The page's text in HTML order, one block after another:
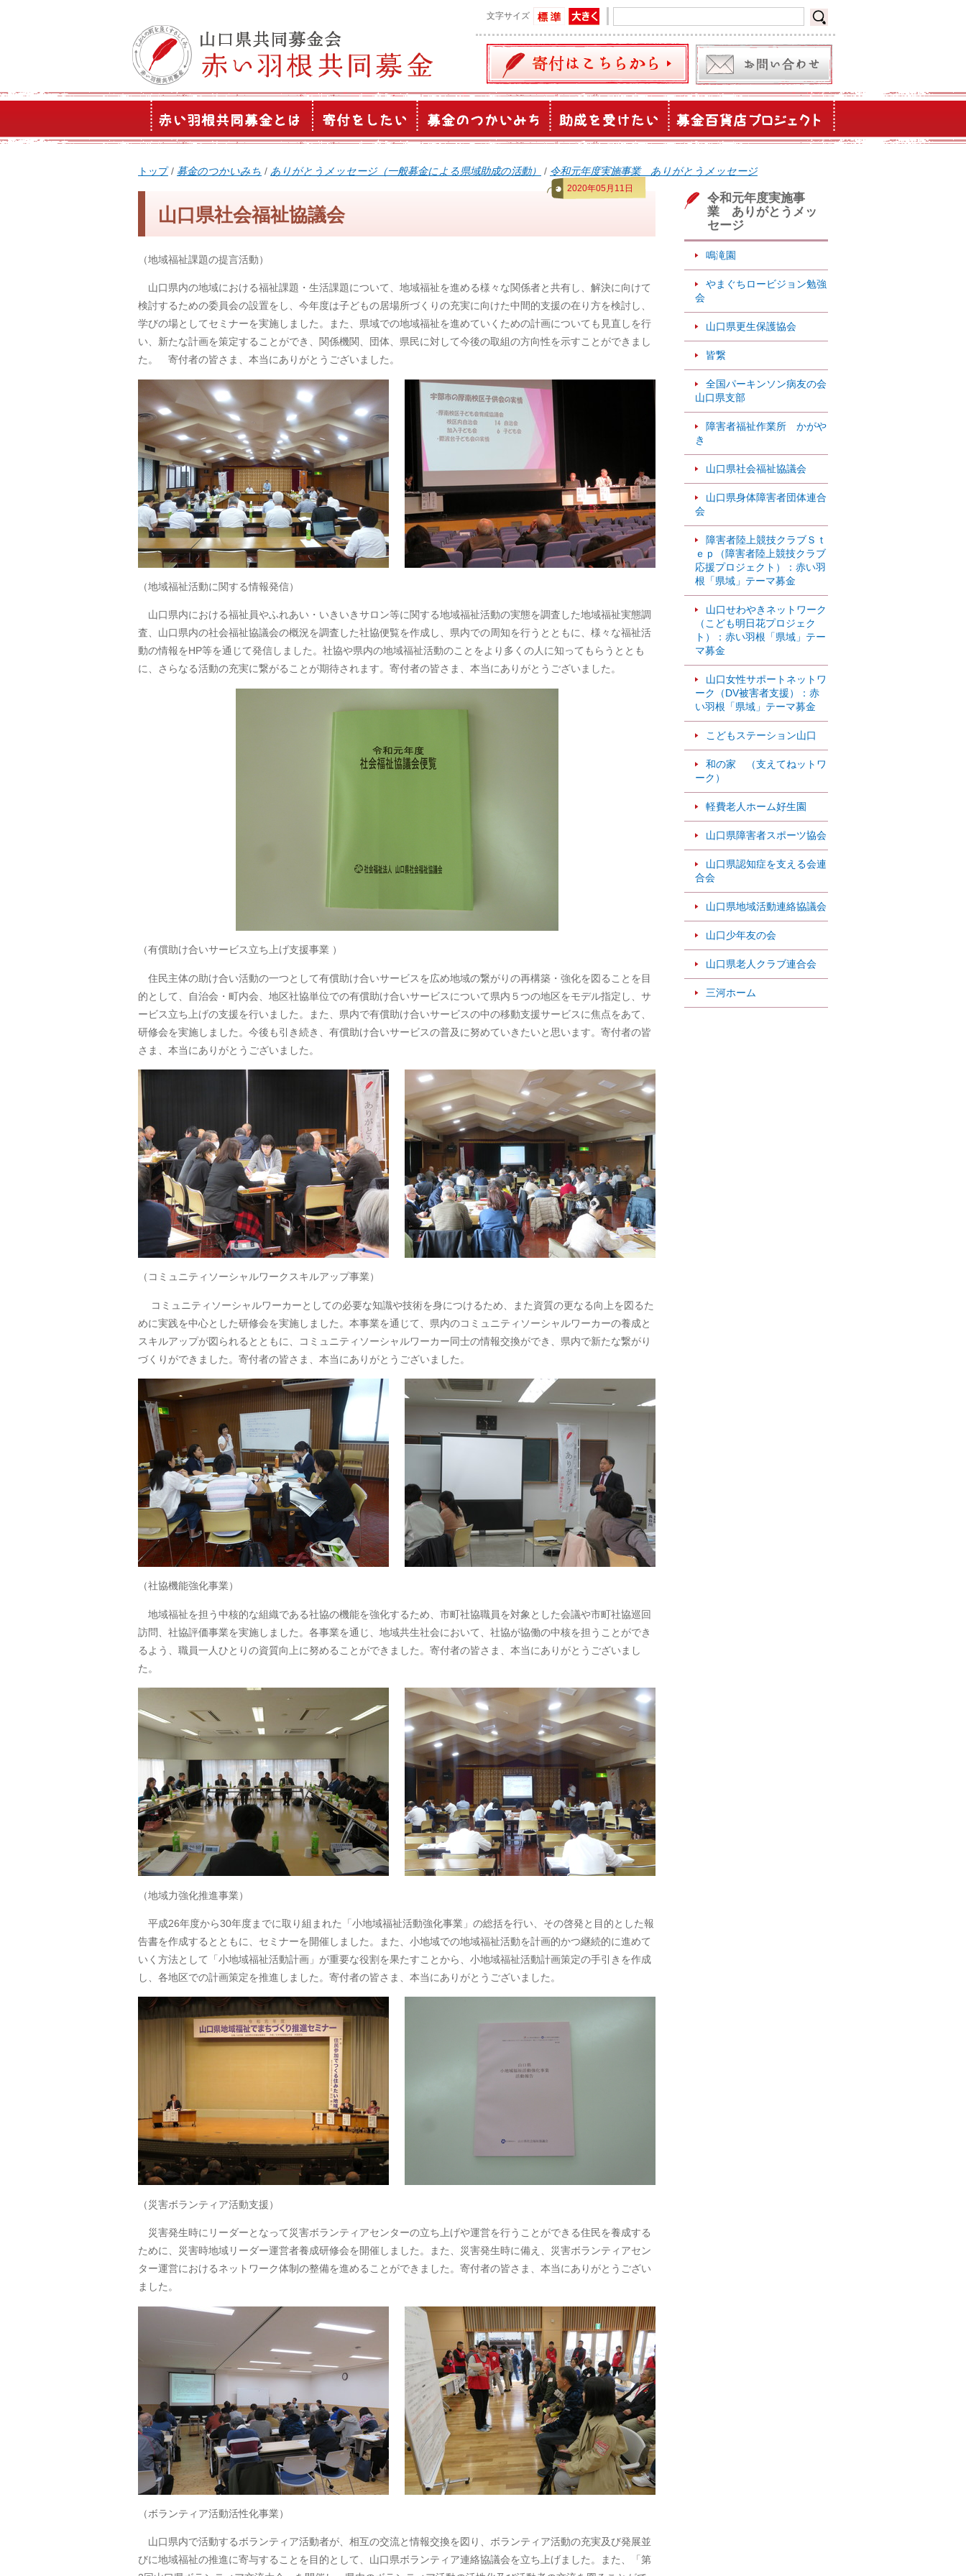
文字サイズ
現
在
トップ/ 募金のつかいみち / ありがとうメッセージ（一般募金による県域助成の活動） / 令和元年度実施事業 ありがとうメッセージ
山口県社会福祉協議会
2020年05月11日
（地域福祉課題の提言活動）
山口県内の地域における福祉課題・生活課題について、地域福祉を進める様々な関係者と共有し、解決に向けて
検討するための委員会の設置をし、今年度は子どもの居場所づくりの充実に向けた中間的支援の在り方を検討し、
学びの場としてセミナーを実施しました。また、県域での地域福祉を進めていくための計画についても見直しを行
い、新たな計画を策定することができ、関係機関、団体、県民に対して今後の取組の方向性を示すことができまし
た。 寄付者の皆さま、本当にありがとうございました。
（地域福祉活動に関する情報発信）
山口県内における福祉員やふれあい・いきいきサロン等に関する地域福祉活動の実態を調査した地域福祉実態調
査、山口県内の社会福祉協議会の概況を調査した社協便覧を作成し、県内での周知を行うとともに、様々な福祉活
動の情報をHP等を通じて発信しました。社協や県内の地域福祉活動のことをより多くの人に知ってもらうととも
に、さらなる活動の充実に繋がることが期待されます。寄付者の皆さま、本当にありがとうございました。
（有償助け合いサービス立ち上げ支援事業 ）
住民主体の助け合い活動の一つとして有償助け合いサービスを広め地域の繋がりの再構築・強化を図ることを目
的として、自治会・町内会、地区社協単位での有償助け合いサービスについて県内５つの地区をモデル指定し、サ
ービス立ち上げの支援を行いました。また、県内で有償助け合いサービスの中の移動支援サービスに焦点をあて、
研修会を実施しました。今後も引き続き、有償助け合いサービスの普及に努めていきたいと思います。寄付者の皆
さま、本当にありがとうございました。
（コミュニティソーシャルワークスキルアップ事業）
コミュニティソーシャルワーカーとしての必要な知識や技術を身につけるため、また資質の更なる向上を図るた
めに実践を中心とした研修会を実施しました。本事業を通じて、県内のコミュニティソーシャルワーカーの養成と
スキルアップが図られるとともに、コミュニティソーシャルワーカー同士の情報交換ができ、県内で新たな繋がり
づくりができました。寄付者の皆さま、本当にありがとうございました。
（社協機能強化事業）
地域福祉を担う中核的な組織である社協の機能を強化するため、市町社協職員を対象とした会議や市町社協巡回
訪問、社協評価事業を実施しました。各事業を通じ、地域共生社会において、社協が協働の中核を担うことができ
るよう、職員一人ひとりの資質向上に努めることができました。寄付者の皆さま、本当にありがとうございまし
た。
（地域力強化推進事業）
平成26年度から30年度までに取り組まれた「小地域福祉活動強化事業」の総括を行い、その啓発と目的とした報
告書を作成するとともに、セミナーを開催しました。また、小地域での地域福祉活動を計画的かつ継続的に進めて
いく方法として「小地域福祉活動計画」が重要な役割を果たすことから、小地域福祉活動計画策定の手引きを作成
し、各地区での計画策定を推進しました。寄付者の皆さま、本当にありがとうございました。
（災害ボランティア活動支援）
災害発生時にリーダーとなって災害ボランティアセンターの立ち上げや運営を行うことができる住民を養成する
ために、災害時地域リーダー運営者養成研修会を開催しました。また、災害発生時に備え、災害ボランティアセン
ター運営におけるネットワーク体制の整備を進めることができました。寄付者の皆さま、本当にありがとうござい
ました。
（ボランティア活動活性化事業）
山口県内で活動するボランティア活動者が、相互の交流と情報交換を図り、ボランティア活動の充実及び発展並
びに地域福祉の推進に寄与することを目的として、山口県ボランティア連絡協議会を立ち上げました。また、「第
令和元年度実施事
業 ありがとうメッ
セージ
鳴滝園
やまぐちロービジョン勉強
会
山口県更生保護協会
皆繋
全国パーキンソン病友の会
山口県支部
障害者福祉作業所 かがや
き
山口県社会福祉協議会
山口県身体障害者団体連合
会
障害者陸上競技クラブＳｔ
ｅｐ（障害者陸上競技クラブ
応援プロジェクト）：赤い羽
根「県域」テーマ募金
山口せわやきネットワーク
（こども明日花プロジェク
ト）：赤い羽根「県域」テー
マ募金
山口女性サポートネットワ
ーク（DV被害者支援）：赤
い羽根「県域」テーマ募金
こどもステーション山口
和の家 （支えてねットワ
ーク）
軽費老人ホーム好生園
山口県障害者スポーツ協会
山口県認知症を支える会連
合会
山口県地域活動連絡協議会
山口少年友の会
山口県老人クラブ連合会
三河ホーム